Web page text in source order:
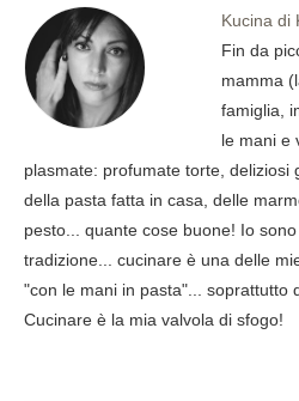
Kucina di
Fin da
mamma
famiglia,
le mani e
plasmate: profumate torte, deliziosi
della pasta fatta in casa, delle
pesto... quante cose buone! Io
tradizione... cucinare è una delle
"con le mani in pasta"... soprattutto
Cucinare è la mia valvola di sfogo!